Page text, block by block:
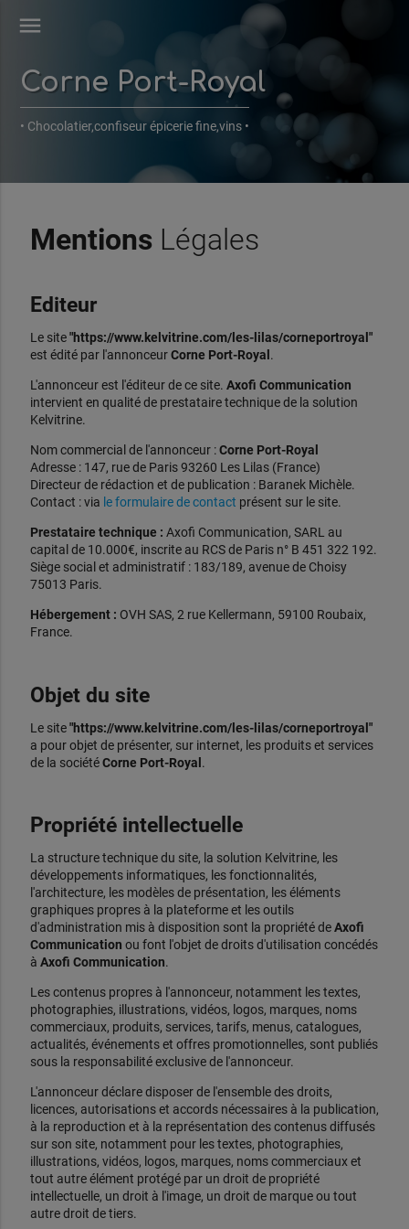
menu
Corne Port-Royal
• Chocolatier,confiseur épicerie fine,vins •
MentionsLégales
Editeur
Le site"https://www.kelvitrine.com/les-lilas/corneportroyal"
est édité par l'annonceurCorne Port-Royal .
L'annonceur est l'éditeur de ce site. Axofi Communication
intervient en qualité de prestataire technique de la solution
Kelvitrine.
Nom commercial de l'annonceur :Corne Port-Royal
Adresse : 147, rue de Paris 93260 Les Lilas (France)
Directeur de rédaction et de publication : Baranek Michèle.
Contact : via le formulaire de contact présent sur le site.
Prestataire technique : Axofi Communication, SARL au
capital de 10.000€, inscrite au RCS de Paris n° B 451 322 192.
Siège social et administratif : 183/189, avenue de Choisy
75013 Paris.
Hébergement : OVH SAS, 2 rue Kellermann, 59100 Roubaix,
France.
Objet du site
Le site"https://www.kelvitrine.com/les-lilas/corneportroyal"
a pour objet de présenter, sur internet, les produits et services
de la sociétéCorne Port-Royal.
Propriété intellectuelle
La structure technique du site, la solution Kelvitrine, les
développements informatiques, les fonctionnalités,
l'architecture, les modèles de présentation, les éléments
graphiques propres à la plateforme et les outils
d'administration mis à disposition sont la propriété deAxofi
Communication ou font l'objet de droits d'utilisation concédés
à Axofi Communication.
Les contenus propres à l'annonceur, notamment les textes,
photographies, illustrations, vidéos, logos, marques, noms
commerciaux, produits, services, tarifs, menus, catalogues,
actualités, événements et offres promotionnelles, sont publiés
sous la responsabilité exclusive de l'annonceur.
L'annonceur déclare disposer de l'ensemble des droits,
licences, autorisations et accords nécessaires à la publication,
à la reproduction et à la représentation des contenus diffusés
sur son site, notamment pour les textes, photographies,
illustrations, vidéos, logos, marques, noms commerciaux et
tout autre élément protégé par un droit de propriété
intellectuelle, un droit à l'image, un droit de marque ou tout
autre droit de tiers.